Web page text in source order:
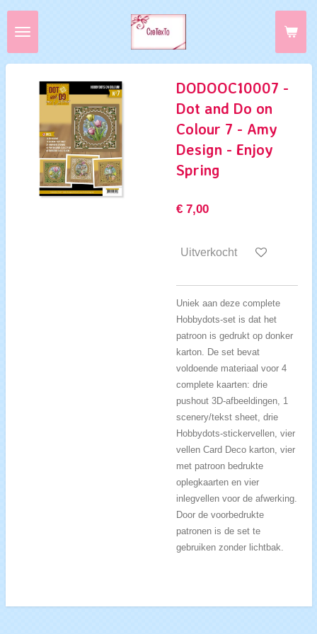
Ga
direct
de
hoofdinhoud
DODOOC10007 -
Dot and Do on
Colour 7 - Amy
Design - Enjoy
Spring
€ 7,00
Uitverkocht
Uniek aan deze complete
Hobbydots-set is dat het
patroon is gedrukt op donker
karton. De set bevat
voldoende materiaal voor 4
complete kaarten: drie
pushout 3D-afbeeldingen, 1
scenery/tekst sheet, drie
Hobbydots-stickervellen, vier
vellen Card Deco karton, vier
met patroon bedrukte
oplegkaarten en vier
inlegvellen voor de afwerking.
Door de voorbedrukte
patronen is de set te
gebruiken zonder lichtbak.